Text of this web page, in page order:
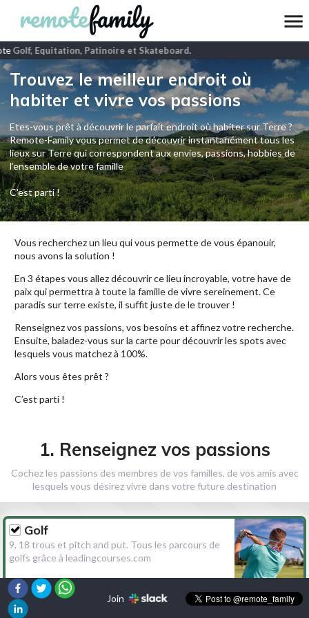
Golf, Equitation, Patinoire et Skateboard.
Trouvez le meilleur endroit où
habiter et vivre vos passions
Etes-vous prêt à découvrir le parfait endroit où habiter sur Terre ?
Remote-Family vous permet de découvrir instantanément tous les
lieux sur Terre qui correspondent aux envies, passions, hobbies de
l’ensemble de votre famille
C'est parti !
Vous recherchez un lieu qui vous permette de vous épanouir,
nous avons la solution !
En 3 étapes vous allez découvrir ce lieu incroyable, votre have de
paix qui permettra à toute la famille de vivre sereinement. Ce
paradis sur terre existe, il suffit juste de le trouver !
Renseignez vos passions, vos besoins et affinez votre recherche.
Ensuite, baladez-vous sur la carte pour découvrir les spots avec
lesquels vous matchez à 100%.
Alors vous êtes prêt ?
C’est parti !
1. Renseignez vos passions
Cochez les passions des membres de vos familles, de vos amis avec
lesquels vous désirez vivre dans votre future destination
Golf
9, 18 trous et pitch and put. Tous les parcours de
golfs grâce à leadingcourses.com
Randonnée
Join